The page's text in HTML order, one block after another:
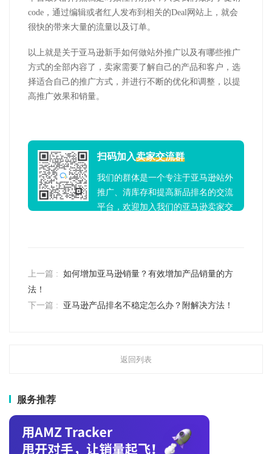
code，通过编辑或者红人发布到相关的Deal网站上，就会
很快的带来大量的流量以及订单。
以上就是关于亚马逊新手如何做站外推广以及有哪些推广
方式的全部内容了，卖家需要了解自己的产品和客户，选
择适合自己的推广方式，并进行不断的优化和调整，以提
高推广效果和销量。
扫码加入卖家交流群
我们的群体是一个专注于亚马逊站外
推广、清库存和提高新品排名的交流
平台，欢迎加入我们的亚马逊卖家交
上一篇 : 如何增加亚马逊销量？有效增加产品销量的方
法！
下一篇 :
亚马逊产品排名不稳定怎么办？附解决方法！
返回列表
服务推荐